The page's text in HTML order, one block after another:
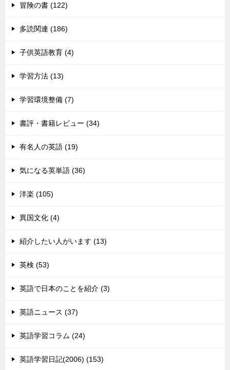
冒険の書 (122)
多読関連 (186)
子供英語教育 (4)
学習方法 (13)
学習環境整備 (7)
書評・書籍レビュー (34)
有名人の英語 (19)
気になる英単語 (36)
洋楽 (105)
異国文化 (4)
紹介したい人がいます (13)
英検 (53)
英語で日本のことを紹介 (3)
英語ニュース (37)
英語学習コラム (24)
英語学習日記(2006) (153)